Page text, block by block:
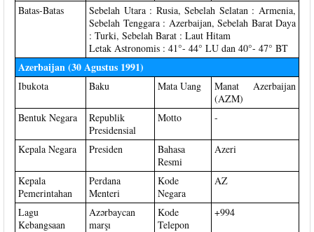
Batas-Batas
Sebelah Utara : Rusia, Sebelah Selatan : Armenia,
Sebelah Tenggara : Azerbaijan, Sebelah Barat Daya
: Turki, Sebelah Barat : Laut Hitam
Letak Astronomis : 41°- 44° LU dan 40°- 47° BT
Azerbaijan (30 Agustus 1991)
Ibukota Baku Mata Uang
Manat Azerbaijan
(AZM)
Bentuk Negara
Republik
Presidensial
Motto -
Kepala Negara Presiden
Bahasa
Resmi
Azeri
Kepala
Pemerintahan
Perdana
Menteri
Kode
Negara
AZ
Lagu
Kebangsaan
Azərbaycan
marşı
Kode
Telepon
+994